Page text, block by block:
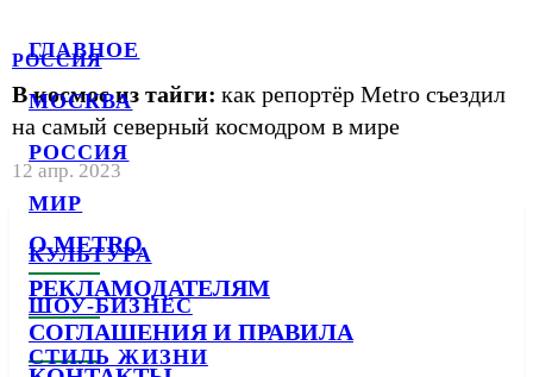
ГЛАВНОЕ
МОСКВА
РОССИЯ
МИР
КУЛЬТУРА
ШОУ-БИЗНЕС
СТИЛЬ ЖИЗНИ
РОССИЯ
В космос из тайги: как репортёр Metro съездил
на самый северный космодром в мире
12 апр. 2023
О METRO
РЕКЛАМОДАТЕЛЯМ
СОГЛАШЕНИЯ И ПРАВИЛА